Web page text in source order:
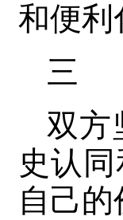
和便利
三
双方
史认
自己